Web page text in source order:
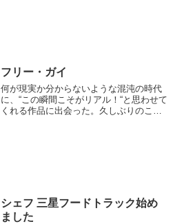
フリー・ガイ
何が現実か分からないような混沌の時代
に、“この瞬間こそがリアル！“と思わせて
くれる作品に出会った。久しぶりのこの
シェフ 三星フードトラック始め
ました